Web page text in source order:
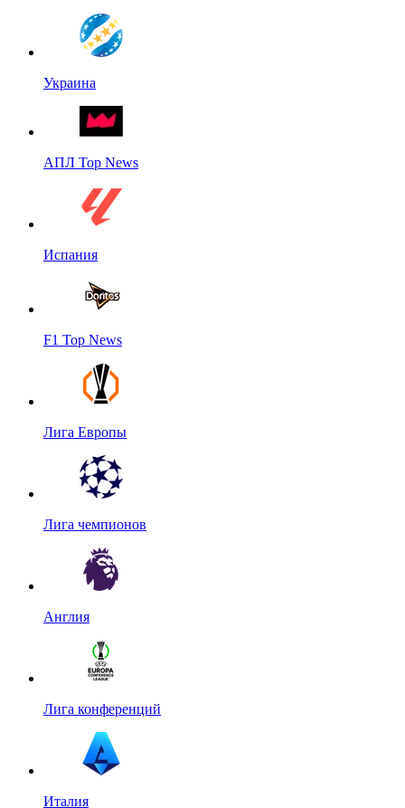
Украина
АПЛ Top News
Испания
F1 Top News
Лига Европы
Лига чемпионов
Англия
Лига конференций
Италия